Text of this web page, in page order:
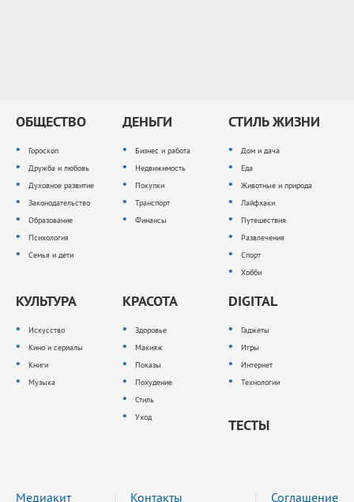
ОБЩЕСТВО
Гороскоп
Дружба и любовь
Духовное развитие
Законодательство
Образование
Психология
Семья и дети
ДЕНЬГИ
Бизнес и работа
Недвижимость
Покупки
Транспорт
Финансы
СТИЛЬ ЖИЗНИ
Дом и дача
Еда
Животные и природа
Лайфхаки
Путешествия
Развлечения
Спорт
Хобби
КУЛЬТУРА
Искусство
Кино и сериалы
Книги
Музыка
КРАСОТА
Здоровье
Макияж
Показы
Похудение
Стиль
Уход
DIGITAL
Гаджеты
Игры
Интернет
Технологии
ТЕСТЫ
Медиакит Контакты Соглашение